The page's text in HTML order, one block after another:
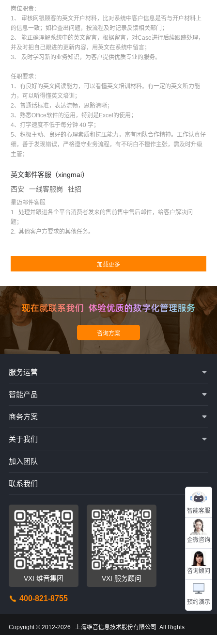
岗位职责：
1、 审核网银顾客的英文开户材料，比对系统中客户信息是否与开户材料上
的信息一致；如检查出问题，按流程及时记录反馈相关部门；
2、 能正确理解系统中的英文留言，根据留言，对Case进行后续跟踪处理，
并及时把自己跟进的更新内容，用英文在系统中留言；
3、 及时学习新的业务知识，为客户提供优质专业的服务。
任职要求：
1、有良好的英文阅读能力，可以看懂英文培训材料。有一定的英文听力能
力，可以听得懂英文培训；
2、普通话标准，表达流畅，思路清晰；
3、熟悉Office软件的运用，特别是Excel的使用；
4、打字速度不低于每分钟 40 字；
5、积极主动、良好的心理素质和抗压能力，富有团队合作精神。工作认真仔
细，善于发现错误，严格遵守业务流程，有不明白不擅作主张，需及时升级
主管；
英文邮件客服（xingmai）
西安
一线客服岗 社招
星迈邮件客服
1. 处理并跟进各个平台消费者发来的售前售中售后邮件，给客户解决问
题；
2. 其他客户方要求的其他任务。
智能客服
企微咨询
咨询顾问
预约演示
服务运营
智能产品
商务方案
关于我们
加入团队
联系我们
VXI 维音集团 VXI 服务顾问
400-821-8755
Copyright © 2012-2026 上海维音信息技术股份有限公司 All Rights